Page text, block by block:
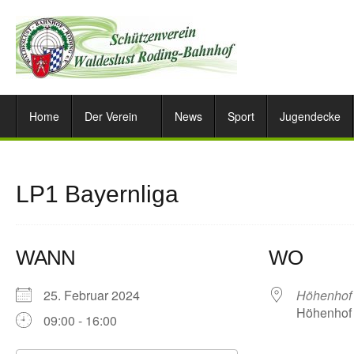
Home Der Verein News Sport Jugendecke
LP1 Bayernliga
WANN
25. Februar 2024
09:00 - 16:00
WO
Höhenhof